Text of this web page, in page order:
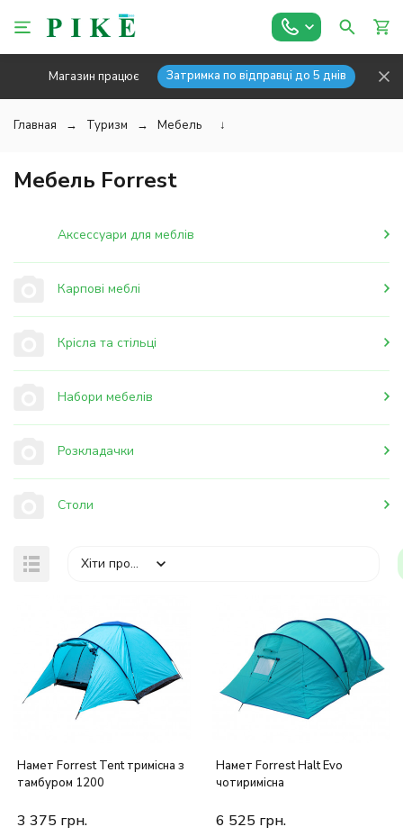
Магазин працює Затримка по відправці до 5 днів
Главная Туризм Мебель ↓
Мебель Forrest
Аксессуари для меблів
Карпові меблі
Крісла та стільці
Набори мебелів
Розкладачки
Столи
Хіти продажів
Намет Forrest Tent тримісна з
тамбуром 1200
3 375 грн.
Намет Forrest Halt Evo
чотиримісна
6 525 грн.